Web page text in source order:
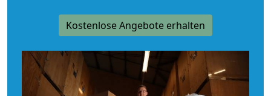
Kostenlose Angebote erhalten